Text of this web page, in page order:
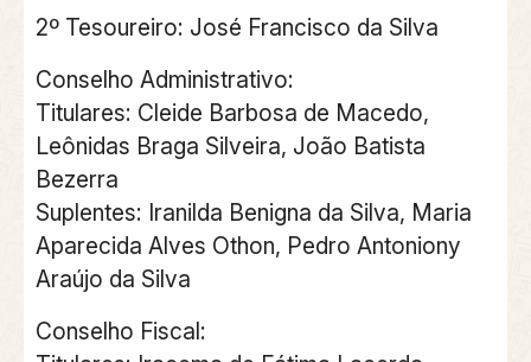
2º Tesoureiro: José Francisco da Silva
Conselho Administrativo:
Titulares: Cleide Barbosa de Macedo,
Leônidas Braga Silveira, João Batista
Bezerra
Suplentes: Iranilda Benigna da Silva, Maria
Aparecida Alves Othon, Pedro Antoniony
Araújo da Silva
Conselho Fiscal: